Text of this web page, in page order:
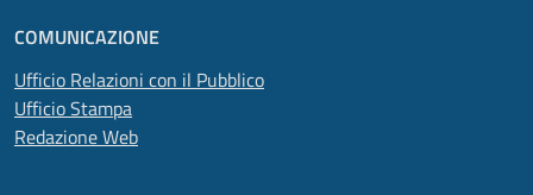
COMUNICAZIONE
Ufficio Relazioni con il Pubblico
Ufficio Stampa
Redazione Web